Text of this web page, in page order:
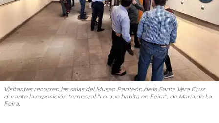
Visitantes recorren las salas del Museo Panteón de la Santa Vera Cruz
durante la exposición temporal “Lo que habita en Feira”, de María de La
Feira.